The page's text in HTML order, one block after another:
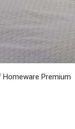
Premium